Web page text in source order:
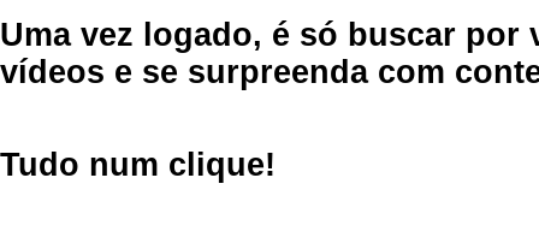
Uma vez logado, é só buscar por
vídeos e se surpreenda com
Tudo num clique!